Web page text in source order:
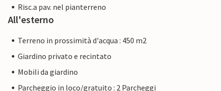
Risc.a pav. nel pianterreno
All'esterno
Terreno in prossimità d'acqua : 450 m2
Giardino privato e recintato
Mobili da giardino
Parcheggio in loco/gratuito : 2 Parcheggi